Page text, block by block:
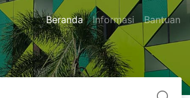
Beranda Informasi Bantuan